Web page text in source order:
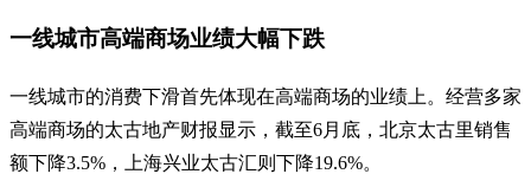
一线城市高端商场业绩大幅下跌
一线城市的消费下滑首先体现在高端商场的业绩上。经营多家
高端商场的太古地产财报显示，截至6月底，北京太古里销售
额下降3.5%，上海兴业太古汇则下降19.6%。